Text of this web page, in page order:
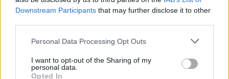
Downstream Participants that may further disclose it to other
Please note that this website/app uses one or more Google
not limited to your visit or usage behaviour. You may click to
grant or deny consent to Google and its third-party tags to
Personal Data Processing Opt Outs
I want to opt-out of the Sharing of my
personal data.
Opted In
Πιο δημοφιλή
Νίκα κάνουν διακοπές με πολυτελές γιοτ
Η Άννα Βίσση ξετρελάθηκε με μπάντα που
έπαιζε Τσιτσάνη στο Φισκάρδο και τους